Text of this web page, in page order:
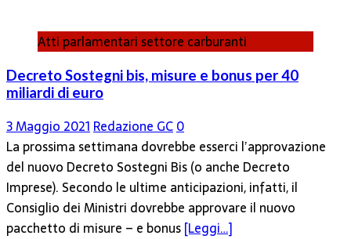
Atti parlamentari settore carburanti
Decreto Sostegni bis, misure e bonus per 40
miliardi di euro
3 Maggio 2021 Redazione GC0
La prossima settimana dovrebbe esserci l’approvazione
del nuovo Decreto Sostegni Bis (o anche Decreto
Imprese). Secondo le ultime anticipazioni, infatti, il
Consiglio dei Ministri dovrebbe approvare il nuovo
pacchetto di misure – e bonus[Leggi…]